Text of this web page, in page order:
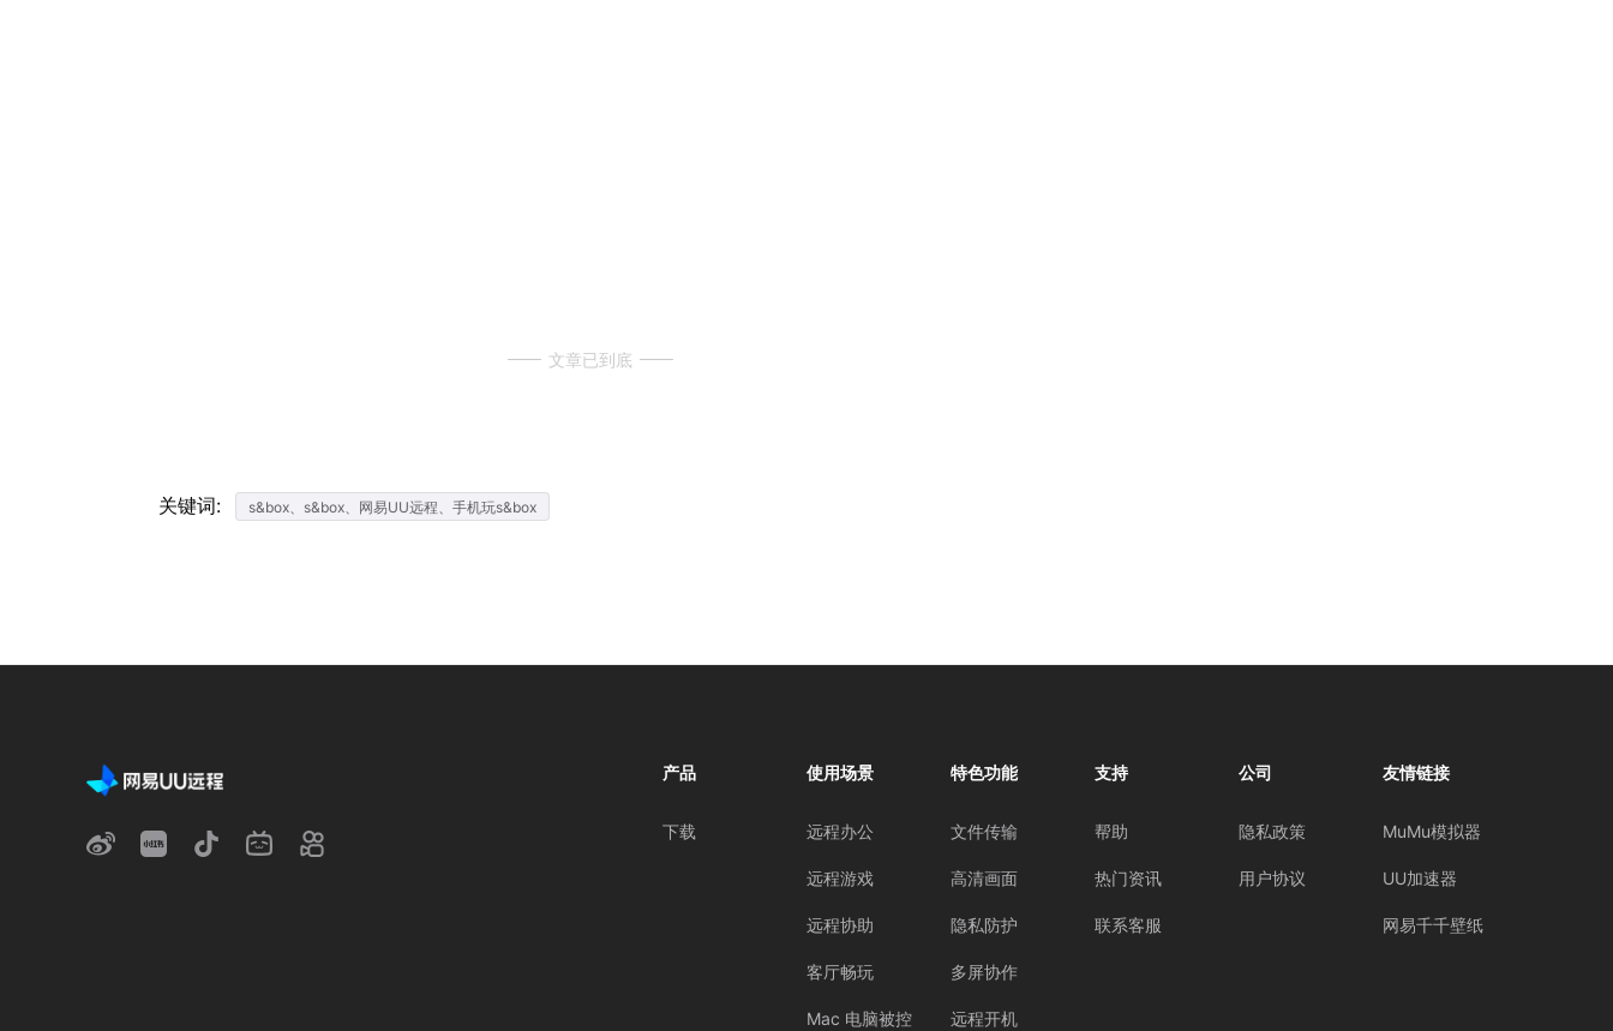
文章已到底
关键词: s&box、s&box、网易UU远程、手机玩s&box
产品
下载
使用场景
远程办公
远程游戏
远程协助
客厅畅玩
Mac 电脑被控
特色功能
文件传输
高清画面
隐私防护
多屏协作
远程开机
支持
帮助
热门资讯
联系客服
公司
隐私政策
用户协议
友情链接
MuMu模拟器
UU加速器
网易千千壁纸